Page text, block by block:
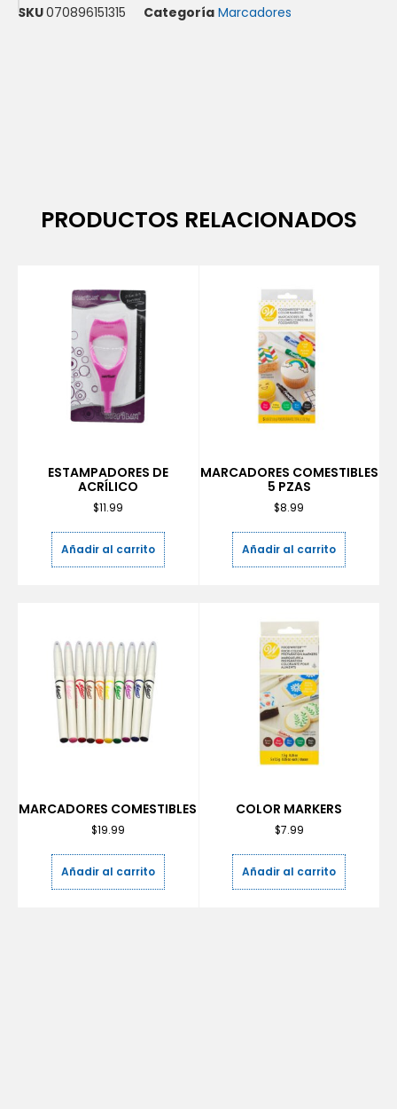
SKU070896151315 Categoría Marcadores
PRODUCTOS RELACIONADOS
ESTAMPADORES DE
ACRÍLICO
$11.99
Añadir al carrito
MARCADORES COMESTIBLES
5 PZAS
$8.99
Añadir al carrito
MARCADORES COMESTIBLES
$19.99
Añadir al carrito
COLOR MARKERS
$7.99
Añadir al carrito